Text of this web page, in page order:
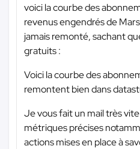
voici la courbe des
revenus engendrés de
jamais remonté, sachant
gratuits :
Voici la courbe des
remontent bien dans
Je vous fait un mail très
métriques précises
actions mises en place à